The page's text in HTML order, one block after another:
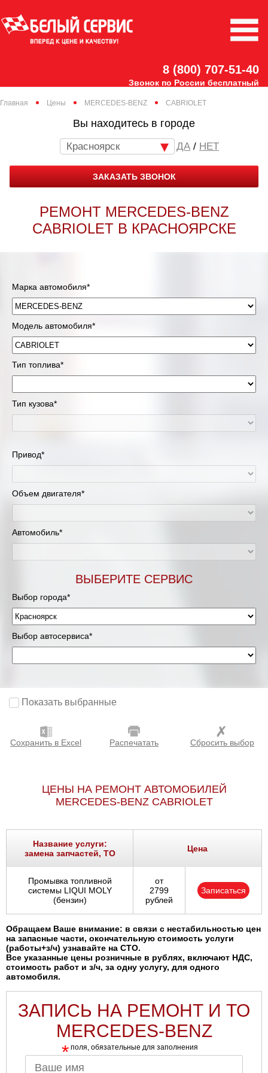
8 (800) 707-51-40
Звонок по России бесплатный
Главная Цены MERCEDES-BENZ CABRIOLET
Вы находитесь в городе
Красноярск / НЕТ
ЗАКАЗАТЬ ЗВОНОК
РЕМОНТ MERCEDES-BENZ
CABRIOLET В КРАСНОЯРСКЕ
Марка автомобиля*
Модель автомобиля*
Тип топлива*
Тип кузова*
Привод*
Объем двигателя*
Автомобиль*
ВЫБЕРИТЕ СЕРВИС
Выбор города*
Выбор автосервиса*
Показать выбранные
Сохранить в Excel Распечатать Сбросить выбор
ЦЕНЫ НА РЕМОНТ АВТОМОБИЛЕЙ
MERCEDES-BENZ CABRIOLET
Название услуги:
замена запчастей, ТО
Цена
Промывка топливной
системы LIQUI MOLY
(бензин)
от
2799
рублей
Записаться
Обращаем Ваше внимание: в связи с нестабильностью цен
на запасные части, окончательную стоимость услуги
(работы+з/ч) узнавайте на СТО.
Все указанные цены розничные в рублях, включают НДС,
стоимость работ и з/ч, за одну услугу, для одного
автомобиля.
ЗАПИСЬ НА РЕМОНТ И ТО
MERCEDES-BENZ
* поля, обязательные для заполнения